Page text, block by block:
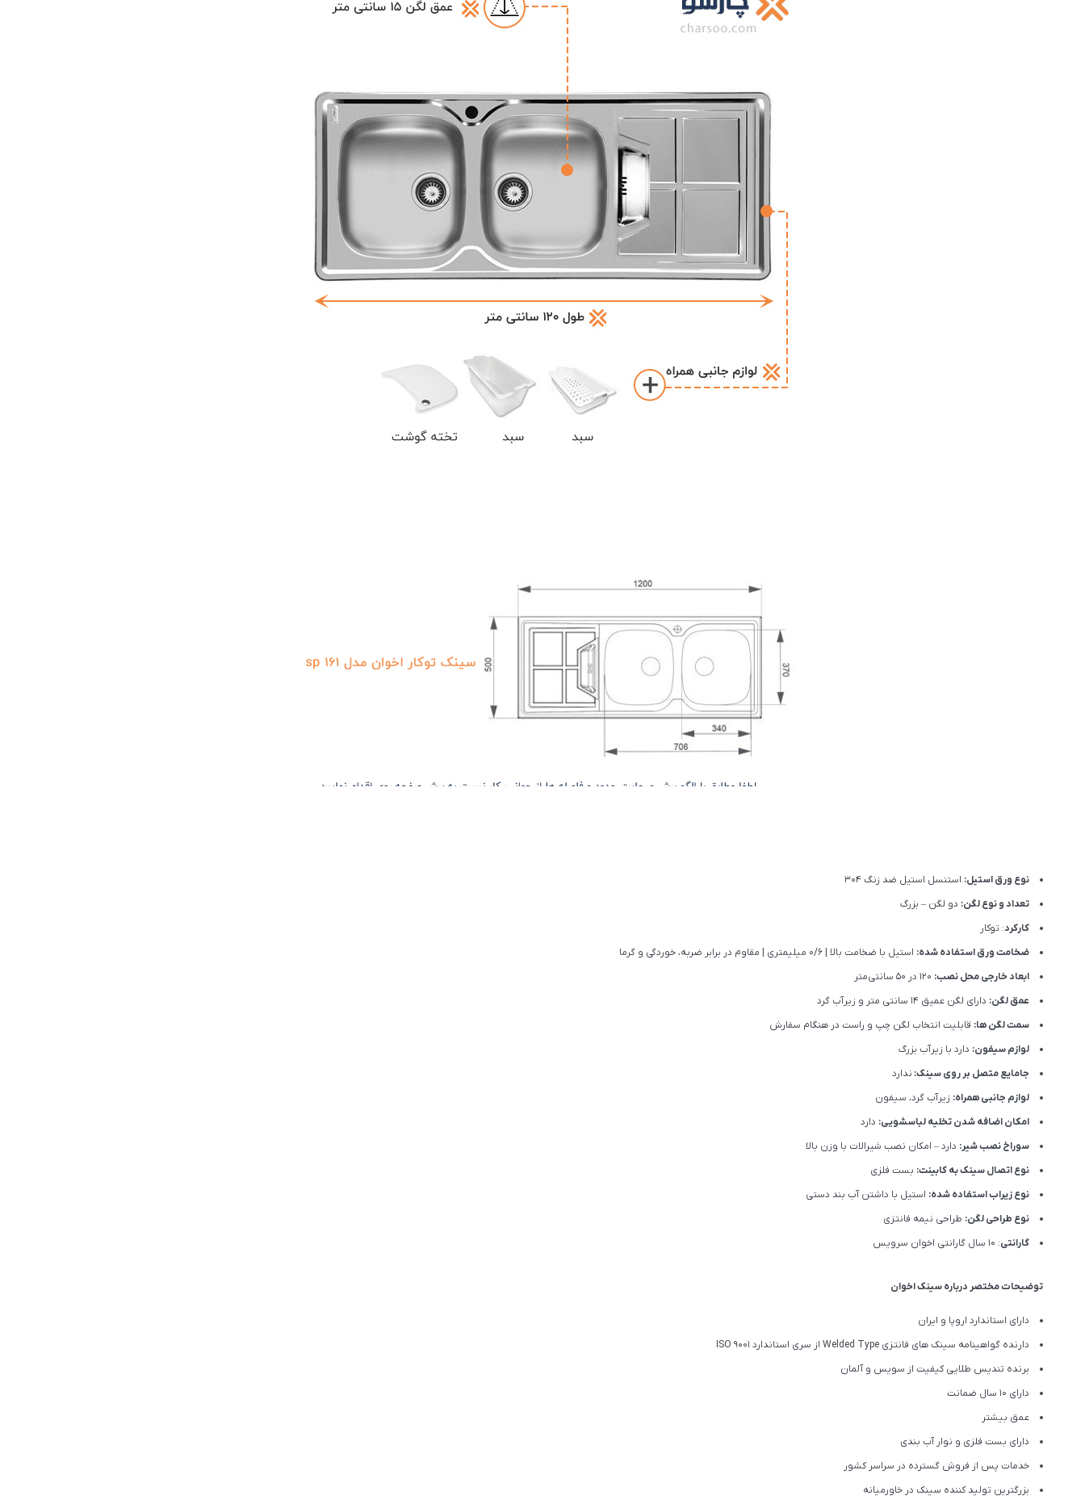
نوع ورق استیل: استنسل استیل ضد زنگ 304
تعداد و نوع لگن: دو لگن – بزرگ
کارکرد: توکار
ضخامت ورق استفاده شده: استیل با ضخامت بالا | 0/6 میلیمتری | مقاوم در برابر ضربه، خوردگی و گرما
ابعاد خارجی محل نصب:
عمق لگن: دارای لگن عمیق 14 سانتی متر و زیرآب گرد
سمت لگن ها: قابلیت انتخاب لگن چپ و راست در هنگام سفارش
لوازم سیفون: دارد با زیرآب بزرگ
جامایع متصل بر روی سینک: ندارد
لوازم جانبی همراه: زیرآب گرد، سیفون
امکان اضافه شدن تخلیه لباسشویی: دارد
سوراخ نصب شیر: دارد – امکان نصب شیرالات با وزن بالا
نوع اتصال سینک به کابینت: بست فلزی
نوع زیراب استفاده شده: استیل با داشتن آب بند دستی
نوع طراحی لگن: طراحی نیمه فانتزی
گارانتی: 10 سال گارانتی اخوان سرویس
توضیحات مختصر درباره سینک اخوان
دارای استاندارد اروپا و ایران
دارنده گواهینامه سینک های فانتزی Welded Type از سری استاندارد ISO 9001
برنده تندیس طلایی کیفیت از سویس و آلمان
دارای ۱۰ سال ضمانت
عمق بیشتر
دارای بست فلزی و نوار آب بندی
خدمات پس از فروش گسترده در سراسر کشور
بزرگترین تولید کننده سینک در خاورمیانه